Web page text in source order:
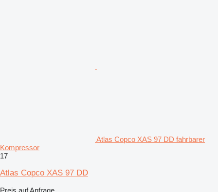
Atlas Copco XAS 97 DD fahrbarer
Kompressor
17
Atlas Copco XAS 97 DD
Preis auf Anfrage